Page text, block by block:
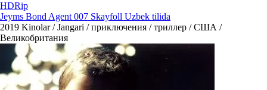
HDRip
Jeyms Bond Agent 007 Skayfoll Uzbek tilida
2019 Kinolar / Jangari / приключения / триллер / США /
Великобритания